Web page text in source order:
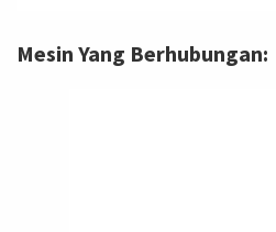
Mesin Yang Berhubungan: